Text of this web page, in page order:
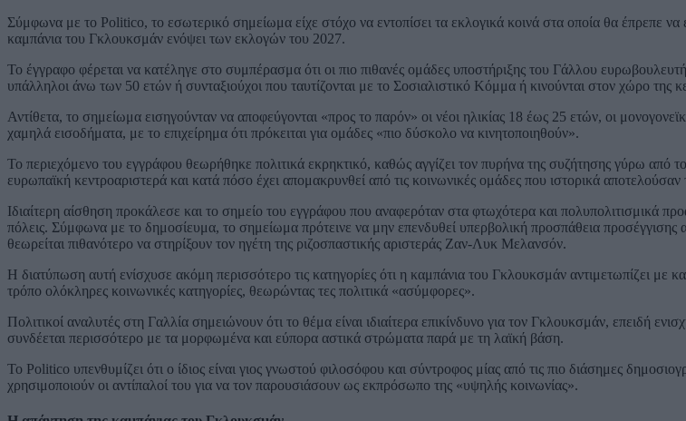
Σύμφωνα με το Politico, το εσωτερικό σημείωμα είχε στόχο να εντοπίσει τα εκλογικά κοινά στα οποία θα έπρεπε να
καμπάνια του Γκλουκσμάν ενόψει των εκλογών του 2027.
Το έγγραφο φέρεται να κατέληγε στο συμπέρασμα ότι οι πιο πιθανές ομάδες υποστήριξης του Γάλλου
υπάλληλοι άνω των 50 ετών ή συνταξιούχοι που ταυτίζονται με το Σοσιαλιστικό Κόμμα ή κινούνται στον χώρο της
Αντίθετα, το σημείωμα εισηγούνταν να αποφεύγονται «προς το παρόν» οι νέοι ηλικίας 18 έως 25 ετών, οι
χαμηλά εισοδήματα, με το επιχείρημα ότι πρόκειται για ομάδες «πιο δύσκολο να κινητοποιηθούν».
Το περιεχόμενο του εγγράφου θεωρήθηκε πολιτικά εκρηκτικό, καθώς αγγίζει τον πυρήνα της συζήτησης γύρω από
ευρωπαϊκή κεντροαριστερά και κατά πόσο έχει απομακρυνθεί από τις κοινωνικές ομάδες που ιστορικά αποτελούσαν
Ιδιαίτερη αίσθηση προκάλεσε και το σημείο του εγγράφου που αναφερόταν στα φτωχότερα και πολυπολιτισμικά
πόλεις. Σύμφωνα με το δημοσίευμα, το σημείωμα πρότεινε να μην επενδυθεί υπερβολική προσπάθεια
θεωρείται πιθανότερο να στηρίξουν τον ηγέτη της ριζοσπαστικής αριστεράς Ζαν-Λυκ Μελανσόν.
Η διατύπωση αυτή ενίσχυσε ακόμη περισσότερο τις κατηγορίες ότι η καμπάνια του Γκλουκσμάν αντιμετωπίζει με
τρόπο ολόκληρες κοινωνικές κατηγορίες, θεωρώντας τες πολιτικά «ασύμφορες».
Πολιτικοί αναλυτές στη Γαλλία σημειώνουν ότι το θέμα είναι ιδιαίτερα επικίνδυνο για τον Γκλουκσμάν, επειδή
συνδέεται περισσότερο με τα μορφωμένα και εύπορα αστικά στρώματα παρά με τη λαϊκή βάση.
Το Politico υπενθυμίζει ότι ο ίδιος είναι γιος γνωστού φιλοσόφου και σύντροφος μίας από τις πιο διάσημες
χρησιμοποιούν οι αντίπαλοί του για να τον παρουσιάσουν ως εκπρόσωπο της «υψηλής κοινωνίας».